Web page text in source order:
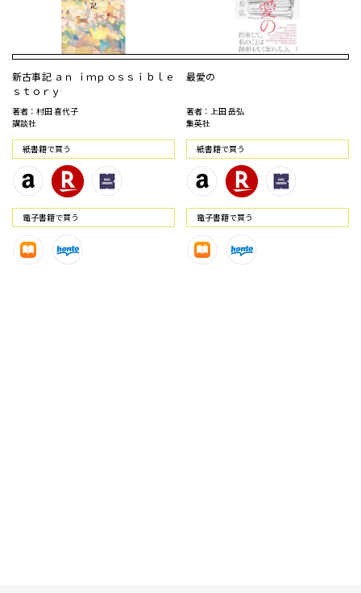
新古事記 ａｎ ｉｍｐｏｓｓｉｂｌｅ
ｓｔｏｒｙ
著者：村田 喜代子
講談社
紙書籍で買う
電⼦書籍で買う
最愛の
著者：上田 岳弘
集英社
紙書籍で買う
電⼦書籍で買う